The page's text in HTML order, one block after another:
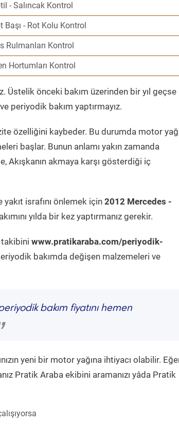
- Salıncak Kontrol
Başı - Rot Kolu Kontrol
Rulmanları Kontrol
Hortumları Kontrol
Üstelik önceki bakım üzerinden bir yıl geçse
periyodik bakım yaptırmayız.
özelliğini kaybeder. Bu durumda motor
başlar. Bunun anlamı yakın zamanda
akmaya karşı gösterdiği iç
israfını önlemek için 2012 Mercedes -
yılda bir kez yaptırmanız gerekir.
takibini www.pratikaraba.com/periyodik-
bakımda değişen malzemeleri ve
bakım fiyatını hemen
yeni bir motor yağına ihtiyacı olabilir.
Pratik Araba ekibini aramanızı yâda Pratik